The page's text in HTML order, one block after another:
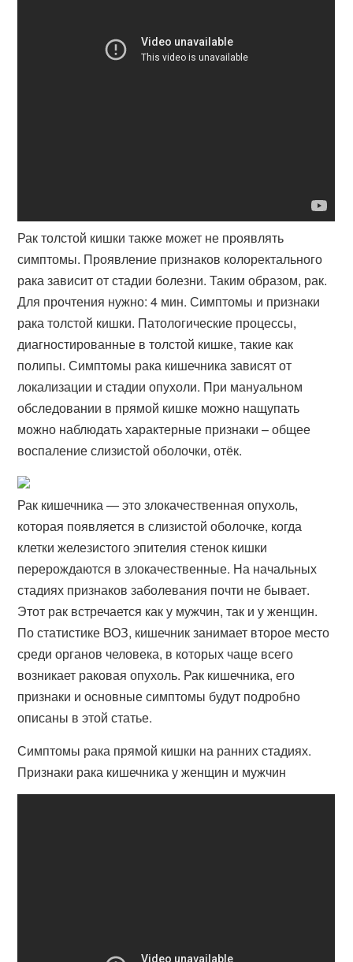
Рак толстой кишки также может не проявлять
симптомы. Проявление признаков колоректального
рака зависит от стадии болезни. Таким образом, рак.
Для прочтения нужно: 4 мин. Симптомы и признаки
рака толстой кишки. Патологические процессы,
диагностированные в толстой кишке, такие как
полипы. Симптомы рака кишечника зависят от
локализации и стадии опухоли. При мануальном
обследовании в прямой кишке можно нащупать
можно наблюдать характерные признаки – общее
воспаление слизистой оболочки, отёк.
Рак кишечника — это злокачественная опухоль,
которая появляется в слизистой оболочке, когда
клетки железистого эпителия стенок кишки
перерождаются в злокачественные. На начальных
стадиях признаков заболевания почти не бывает.
Этот рак встречается как у мужчин, так и у женщин.
По статистике ВОЗ, кишечник занимает второе место
среди органов человека, в которых чаще всего
возникает раковая опухоль. Рак кишечника, его
признаки и основные симптомы будут подробно
описаны в этой статье.
Симптомы рака прямой кишки на ранних стадиях.
Признаки рака кишечника у женщин и мужчин